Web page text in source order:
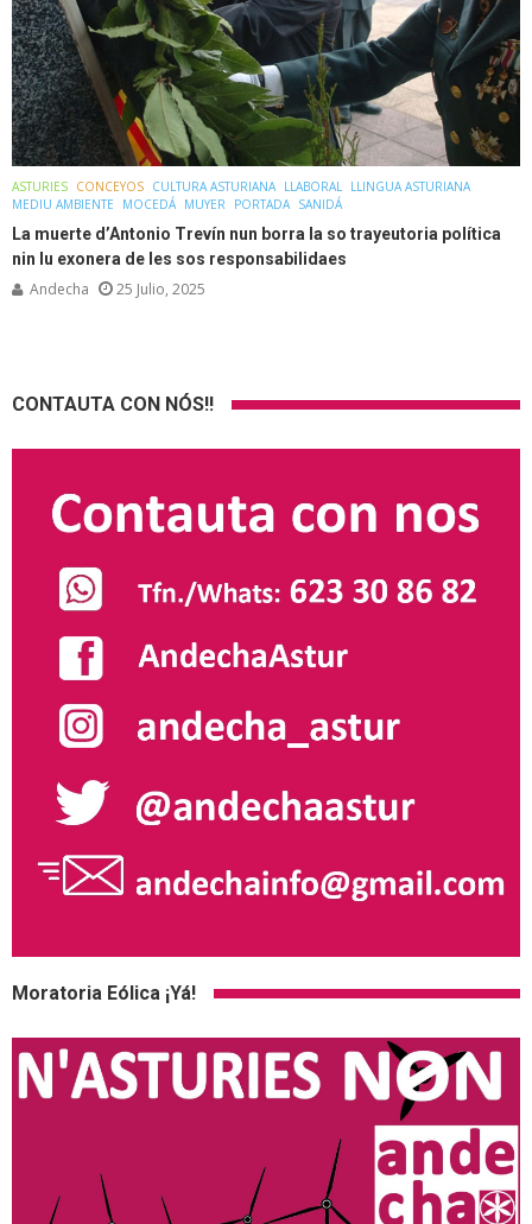
ASTURIES CONCEYOS CULTURA ASTURIANA LLABORAL
LLINGUA ASTURIANA
MEDIU AMBIENTE
MOCEDÁ MUYER PORTADA SANIDÁ
La muerte d’Antonio Trevín nun borra la so trayeutoria política
nin lu exonera de les sos responsabilidaes
Andecha 25 Julio, 2025
CONTAUTA CON NÓS!!
Moratoria Eólica ¡Yá!